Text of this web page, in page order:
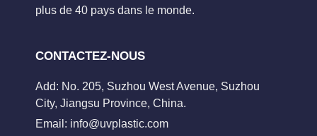
plus de 40 pays dans le monde.
CONTACTEZ-NOUS
Add: No. 205, Suzhou West Avenue, Suzhou
City, Jiangsu Province, China.
Email: info@uvplastic.com